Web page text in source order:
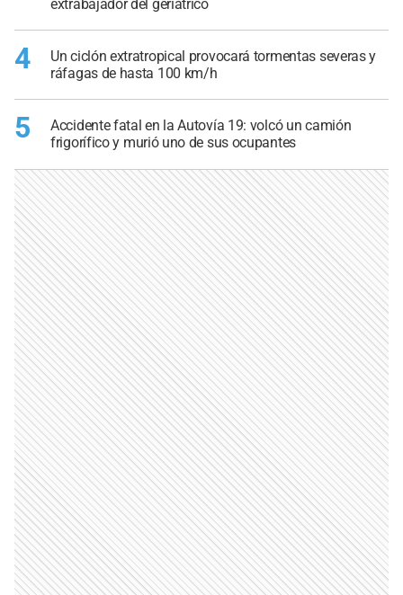
extrabajador del geriátrico
4
Un ciclón extratropical provocará tormentas severas y
ráfagas de hasta 100 km/h
5
Accidente fatal en la Autovía 19: volcó un camión
frigorífico y murió uno de sus ocupantes